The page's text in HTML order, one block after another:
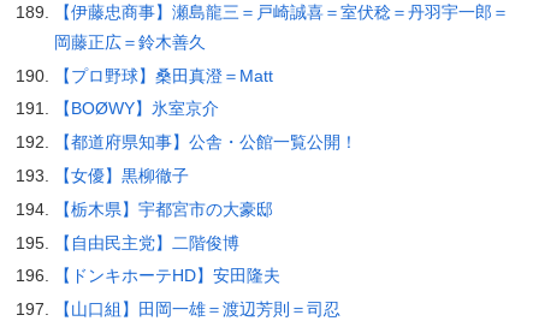
【伊藤忠商事】瀬島龍三＝戸崎誠喜＝室伏稔＝丹羽宇一郎＝
岡藤正広＝鈴木善久
【プロ野球】桑田真澄＝Matt
【BOØWY】氷室京介
【都道府県知事】公舎・公館一覧公開！
【女優】黒柳徹子
【栃木県】宇都宮市の大豪邸
【自由民主党】二階俊博
【ドンキホーテHD】安田隆夫
【山口組】田岡一雄＝渡辺芳則＝司忍